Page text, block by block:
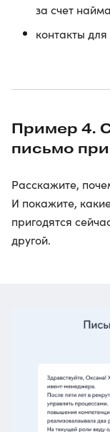
за счет
контакты для
Пример 4.
письмо
Расскажите,
И покажите,
пригодятся
другой.